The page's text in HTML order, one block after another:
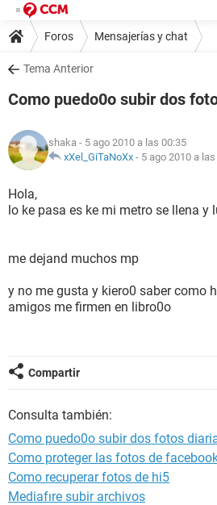
Foros Mensajerías y chat
Tema Anterior
Como puedo0o subir dos
shaka - 5 ago 2010 a las 00:35
xXel_GiTaNoXx - 5 ago 2010 a
Hola,
lo ke pasa es ke mi metro se llena y
me dejand muchos mp
y no me gusta y kiero0 saber como
amigos me firmen en libro0o
Compartir
Consulta también:
Como puedo0o subir dos fotos
Como proteger las fotos de
Como recuperar fotos de hi5
Mediafıre subir archivos